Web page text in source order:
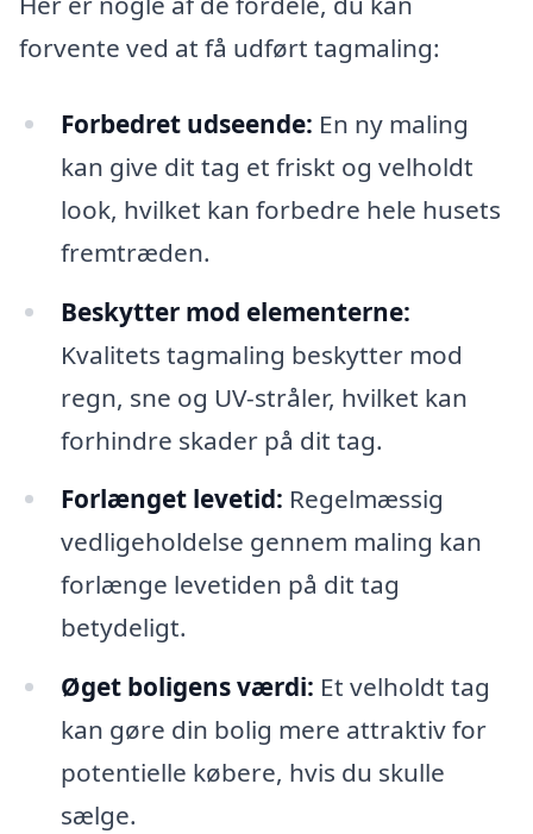
forvente ved at få udført tagmaling:
Forbedret udseende: En ny maling
kan give dit tag et friskt og velholdt
look, hvilket kan forbedre hele husets
fremtræden.
Beskytter mod elementerne:
Kvalitets tagmaling beskytter mod
regn, sne og UV-stråler, hvilket kan
forhindre skader på dit tag.
Forlænget levetid: Regelmæssig
vedligeholdelse gennem maling kan
forlænge levetiden på dit tag
betydeligt.
Øget boligens værdi: Et velholdt tag
kan gøre din bolig mere attraktiv for
potentielle købere, hvis du skulle
sælge.